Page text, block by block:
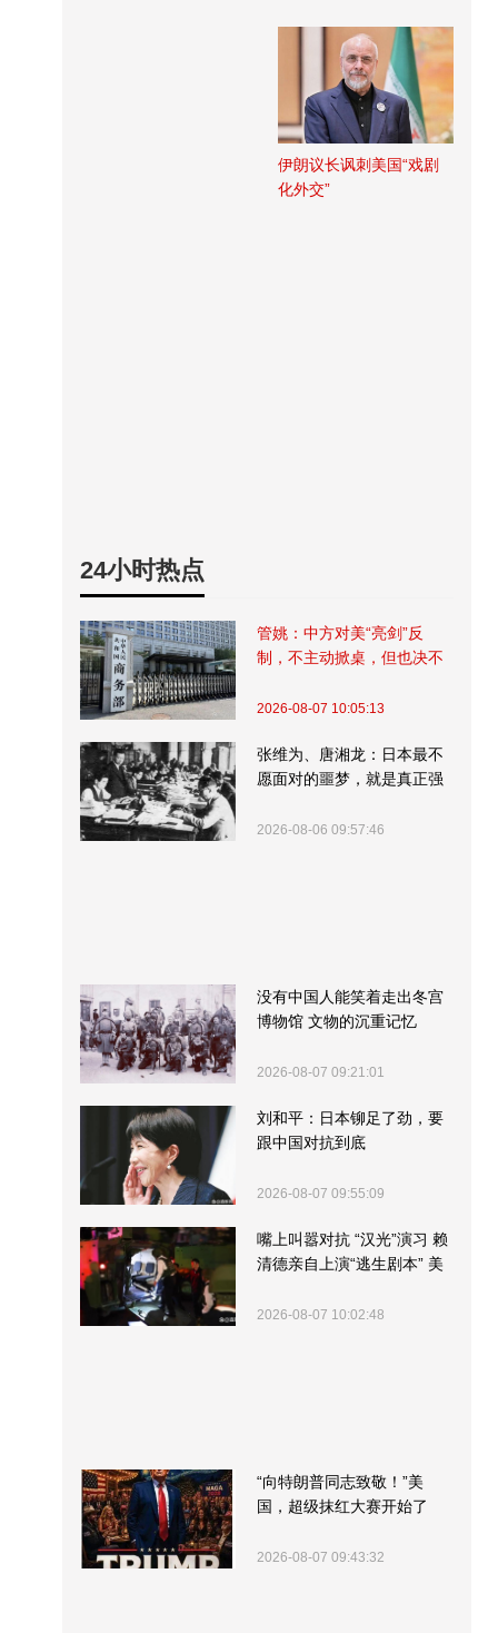
伊朗议长讽刺美国“戏剧
化外交”
24小时热点
管姚：中方对美“亮剑”反
制，不主动掀桌，但也决不
2026-08-07 10:05:13
张维为、唐湘龙：日本最不
愿面对的噩梦，就是真正强
2026-08-06 09:57:46
没有中国人能笑着走出冬宫
博物馆 文物的沉重记忆
2026-08-07 09:21:01
刘和平：日本铆足了劲，要
跟中国对抗到底
2026-08-07 09:55:09
嘴上叫嚣对抗 “汉光”演习 赖
清德亲自上演“逃生剧本” 美
2026-08-07 10:02:48
“向特朗普同志致敬！”美
国，超级抹红大赛开始了
2026-08-07 09:43:32